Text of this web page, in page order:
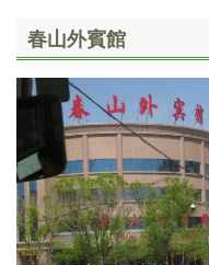
春山外賓館